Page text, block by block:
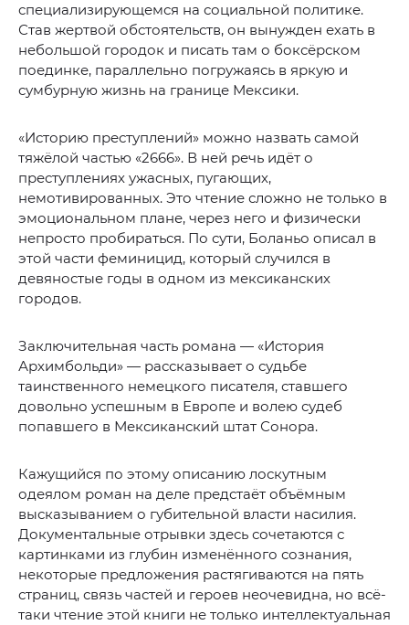
специализирующемся на социальной политике.
Став жертвой обстоятельств, он вынужден ехать в
небольшой городок и писать там о боксёрском
поединке, параллельно погружаясь в яркую и
сумбурную жизнь на границе Мексики.
«Историю преступлений» можно назвать самой
тяжёлой частью «2666». В ней речь идёт о
преступлениях ужасных, пугающих,
немотивированных. Это чтение сложно не только в
эмоциональном плане, через него и физически
непросто пробираться. По сути, Боланьо описал в
этой части феминицид, который случился в
девяностые годы в одном из мексиканских
городов.
Заключительная часть романа — «История
Архимбольди» — рассказывает о судьбе
таинственного немецкого писателя, ставшего
довольно успешным в Европе и волею судеб
попавшего в Мексиканский штат Сонора.
Кажущийся по этому описанию лоскутным
одеялом роман на деле предстаёт объёмным
высказыванием о губительной власти насилия.
Документальные отрывки здесь сочетаются с
картинками из глубин изменённого сознания,
некоторые предложения растягиваются на пять
страниц, связь частей и героев неочевидна, но всё-
таки чтение этой книги не только интеллектуальная